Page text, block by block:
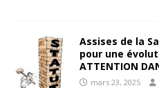
Assises de la
pour une
ATTENTION
mars 23, 2025